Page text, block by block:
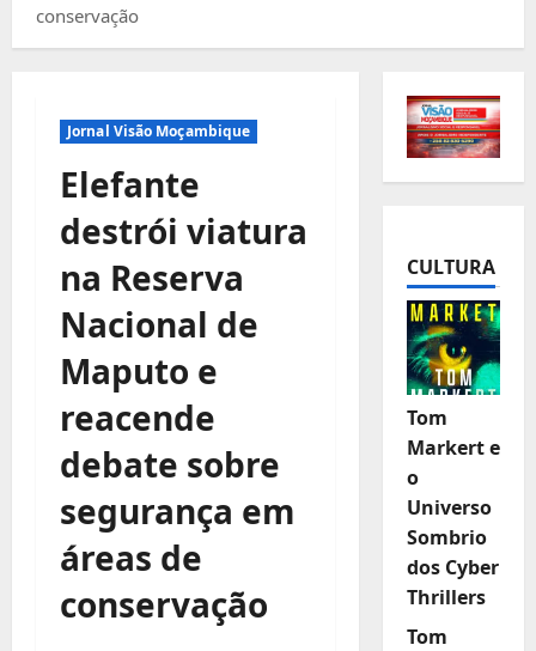
conservação
Jornal Visão Moçambique
Elefante
destrói viatura
na Reserva
Nacional de
Maputo e
reacende
debate sobre
segurança em
áreas de
conservação
CULTURA
Tom
Markert e
o
Universo
Sombrio
dos Cyber
Thrillers
Tom